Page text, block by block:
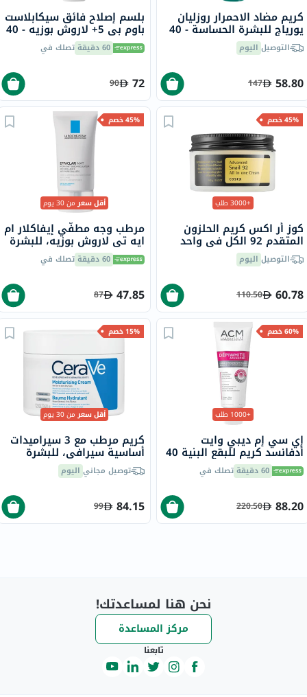
كريم مضاد الاحمرار روزليان
يورياج للبشرة الحساسة - 40
ملالتوصيل اليوم
58.80
147
بلسم إصلاح فائق سيكابلاست
باوم بي 5+ لاروش بوزيه - 40
مل 60 دقيقة تصلك في
72
90
45% خصم
+3000 طلب
كوز أر اكس كريم الحلزون
المتقدم 92 الكل في واحد
100 ملالتوصيل اليوم
60.78
110.50
45% خصم
أقل سعرمن 30 يوم
مرطب وجه مطفّي إيفاكلار ام
ايه تي لاروش بوزيه، للبشرة
الدهنية - 40 مل
60 دقيقة تصلك في
47.85
87
60% خصم
+1000 طلب
إي سي إم ديبي وايت
أدفانسد كريم للبقع البنية 40
مل 60 دقيقة تصلك في
88.20
220.50
15% خصم
أقل سعرمن 30 يوم
كريم مرطب مع 3 سيراميدات
أساسية سيرافي، للبشرة
الجافة، 340 جرام
توصيل مجاني اليوم
84.15
99
نحن هنا لمساعدتك!
مركز المساعدة
تابعنا